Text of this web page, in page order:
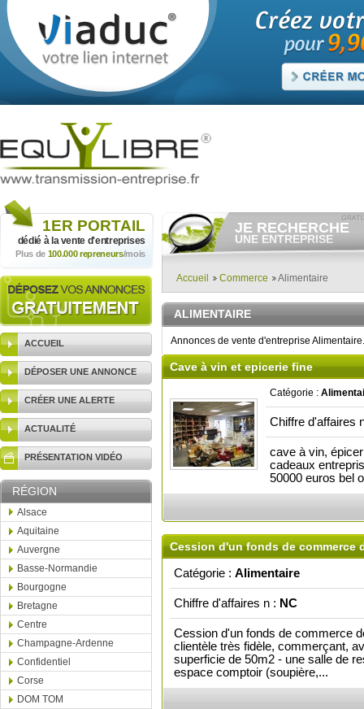
1ER PORTAIL
dédié à la vente d'entreprises
Plus de 100.000 repreneurs/mois
ACCUEIL
DÉPOSER UNE ANNONCE
CRÉER UNE ALERTE
ACTUALITÉ
PRÉSENTATION VIDÉO
RÉGION
Alsace
Aquitaine
Auvergne
Basse-Normandie
Bourgogne
Bretagne
Centre
Champagne-Ardenne
Confidentiel
Corse
DOM TOM
JE RECHERCHE
UNE ENTREPRISE
Consulter gratuitementles
vendre.
Et/ou déposergratuitement
votre recherche d'entreprise.
ANNONCE
Accueil Commerce Alimentaire
ALIMENTAIRE
Annonces de vente d'entreprise
Cave à vin et epicerie fine
Catégorie :
Chiffre d'affaires
cave à vin,
cadeaux
50000 euros bel
Cession d'un fonds de commerce
Catégorie : Alimentaire
Chiffre d'affaires n : NC
Cession d'un fonds de commerce
clientèle très fidèle, commerçant,
superficie de 50m2 - une salle de
espace comptoir (soupière,...